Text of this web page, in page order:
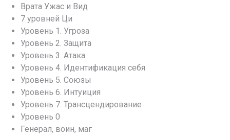
Врата Ужас и Вид
7 уровней Ци
Уровень 1. Угроза
Уровень 2. Защита
Уровень 3. Атака
Уровень 4. Идентификация себя
Уровень 5. Союзы
Уровень 6. Интуиция
Уровень 7. Трансцендирование
Уровень 0
Генерал, воин, маг